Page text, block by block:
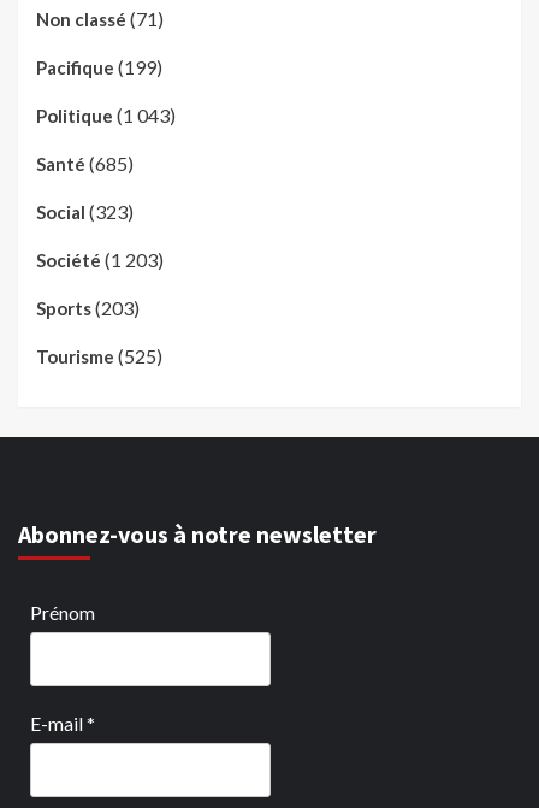
Non classé (71)
Pacifique (199)
Politique (1 043)
Santé (685)
Social (323)
Société (1 203)
Sports(203)
Tourisme (525)
Abonnez-vous à notre newsletter
Prénom
E-mail*